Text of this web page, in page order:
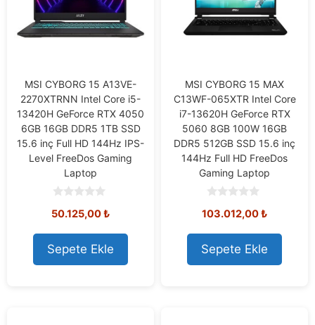
MSI CYBORG 15 A13VE-
2270XTRNN Intel Core i5-
13420H GeForce RTX 4050
6GB 16GB DDR5 1TB SSD
15.6 inç Full HD 144Hz IPS-
Level FreeDos Gaming
Laptop
o
t
o
f
5
50.125,00₺
Sepete Ekle
MSI CYBORG 15 MAX
C13WF-065XTR Intel Core
i7-13620H GeForce RTX
5060 8GB 100W 16GB
DDR5 512GB SSD 15.6 inç
144Hz Full HD FreeDos
Gaming Laptop
o
t
o
f
5
103.012,00₺
Sepete Ekle